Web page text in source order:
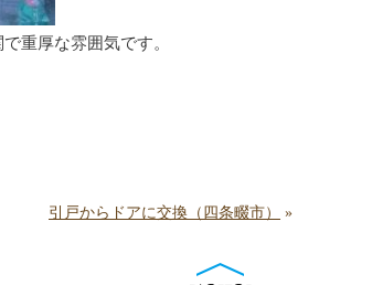
重厚な雰囲気です。
引戸からドアに交換（四条畷市） »